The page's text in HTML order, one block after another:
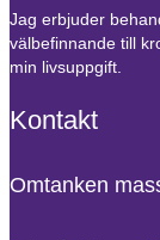
Jag erbjuder
välbefinnande till
min livsuppgift.
Kontakt
Omtanken